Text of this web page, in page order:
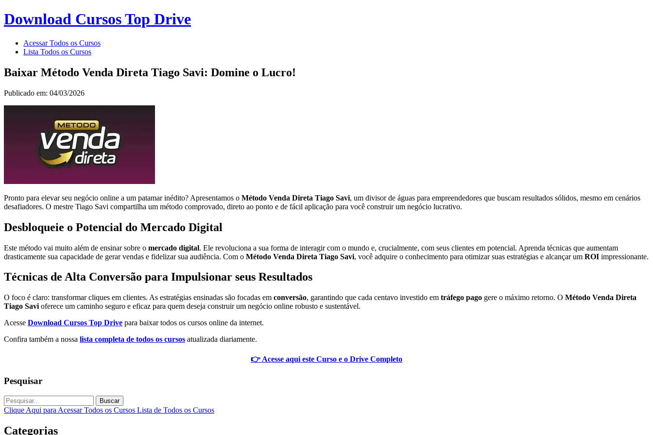
Download Cursos Top Drive
Acessar Todos os Cursos
Lista Todos os Cursos
Baixar Método Venda Direta Tiago Savi: Domine o Lucro!
Publicado em: 04/03/2026
Pronto para elevar seu negócio online a um patamar inédito? Apresentamos o Método Venda Direta Tiago Savi, um divisor de águas para empreendedores que buscam resultados sólidos, mesmo em cenários
desafiadores. O mestre Tiago Savi compartilha um método comprovado, direto ao ponto e de fácil aplicação para você construir um negócio lucrativo.
Desbloqueie o Potencial do Mercado Digital
Este método vai muito além de ensinar sobre o mercado digital. Ele revoluciona a sua forma de interagir com o mundo e, crucialmente, com seus clientes em potencial. Aprenda técnicas que aumentam
drasticamente sua capacidade de gerar vendas e fidelizar sua audiência. Com o Método Venda Direta Tiago Savi, você adquire o conhecimento para otimizar suas estratégias e alcançar um ROI impressionante.
Técnicas de Alta Conversão para Impulsionar seus Resultados
O foco é claro: transformar cliques em clientes. As estratégias ensinadas são focadas em conversão, garantindo que cada centavo investido em tráfego pago gere o máximo retorno. O Método Venda Direta
Tiago Savi oferece um caminho seguro e eficaz para quem deseja construir um negócio online robusto e sustentável.
Acesse Download Cursos Top Drive para baixar todos os cursos online da internet.
Confira também a nossa lista completa de todos os cursos atualizada diariamente.
👉 Acesse aqui este Curso e o Drive Completo
Pesquisar
Buscar
Clique Aqui para Acessar Todos os Cursos Lista de Todos os Cursos
Categorias